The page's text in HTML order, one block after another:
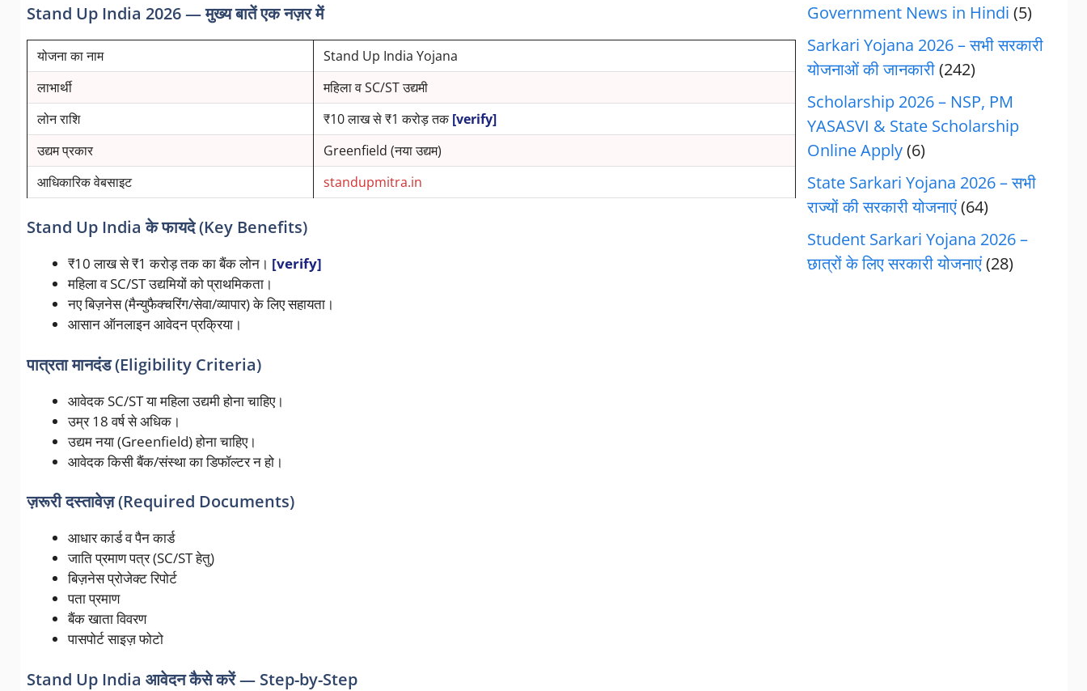
Stand Up India 2026 — मुख्य बातें एक नज़र में
योजना का नाम
Stand Up India Yojana
लाभार्थी
महिला व SC/ST उद्यमी
लोन राशि
₹10 लाख से ₹1 करोड़ तक[verify]
उद्यम प्रकार
Greenfield (नया उद्यम)
आधिकारिक वेबसाइट
standupmitra.in
Stand Up India के फायदे (Key Benefits)
₹10 लाख से ₹1 करोड़ तक का बैंक लोन। [verify]
महिला व SC/ST उद्यमियों को प्राथमिकता।
नए बिज़नेस (मैन्युफैक्चरिंग/सेवा/व्यापार) के लिए सहायता।
आसान ऑनलाइन आवेदन प्रक्रिया।
पात्रता मानदंड (Eligibility Criteria)
आवेदक SC/ST या महिला उद्यमी होना चाहिए।
उम्र 18 वर्ष से अधिक।
उद्यम नया (Greenfield) होना चाहिए।
आवेदक किसी बैंक/संस्था का डिफॉल्टर न हो।
ज़रूरी दस्तावेज़ (Required Documents)
आधार कार्ड व पैन कार्ड
जाति प्रमाण पत्र (SC/ST हेतु)
बिज़नेस प्रोजेक्ट रिपोर्ट
पता प्रमाण
बैंक खाता विवरण
पासपोर्ट साइज़ फोटो
Stand Up India आवेदन कैसे करें — Step-by-Step
Government News in Hindi (5)
Sarkari Yojana 2026 – सभी सरकारी
योजनाओं की जानकारी(242)
Scholarship 2026 – NSP, PM
YASASVI & State Scholarship
Online Apply(6)
State Sarkari Yojana 2026 – सभी
राज्यों की सरकारी योजनाएं(64)
Student Sarkari Yojana 2026 –
छात्रों के लिए सरकारी योजनाएं(28)